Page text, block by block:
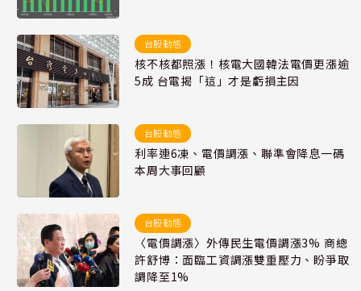
台股動態
核不核都照漲！核電大國韓法電價更漲逾
5成 台電揭「這」才是虧損主因
台股動態
利率連6凍、電價調漲、聯準會降息一碼
本周大事回顧
台股動態
〈電價調漲〉外傳民生電價調漲3% 商總
許舒博：面臨工資調漲雙重壓力、盼爭取
調降至1%